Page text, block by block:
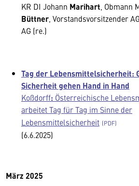
KR DI Johann Marihart , Obmann
Büttner , Vorstandsvorsitzender
AG (re.)
Tag der Lebensmittelsicherheit:
Sicherheit gehen Hand in Hand
Koßdorff: Österreichische
arbeitet Tag für Tag im Sinne der
Lebensmittelsicherheit
(6.6.2025)
März 2025